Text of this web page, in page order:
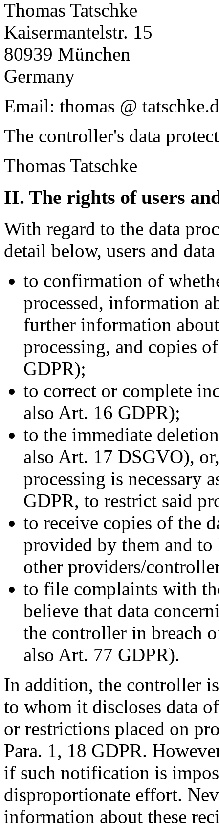
Thomas Tatschke
Kaisermantelstr. 15
80939 München
Germany
Email: thomas @
The controller's data
Thomas Tatschke
II. The rights of users
With regard to the data
detail below, users and
to confirmation of
processed, information
further information
processing, and copies
GDPR);
to correct or complete
also Art. 16 GDPR);
to the immediate
also Art. 17 DSGVO),
processing is necessary
GDPR, to restrict said
to receive copies of the
provided by them and to
other providers/
to file complaints with
believe that data
the controller in breach
also Art. 77 GDPR).
In addition, the controller
to whom it discloses data
or restrictions placed on
Para. 1, 18 GDPR.
if such notification is
disproportionate effort.
information about these